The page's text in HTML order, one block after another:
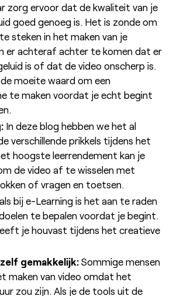
zorg ervoor dat de kwaliteit van je
goed genoeg is. Het is zonde om
steken in het maken van je
er achteraf achter te komen dat er
is of dat de video onscherp is.
moeite waard om een
te maken voordat je echt begint
In deze blog hebben we het al
verschillende prikkels tijdens het
hoogste leerrendement kan je
de video af te wisselen met
of vragen en toetsen.
bij e-Learning is het aan te raden
te bepalen voordat je begint.
je houvast tijdens het creatieve
gemakkelijk:Sommige mensen
maken van video omdat het
zou zijn. Als je de tools uit de